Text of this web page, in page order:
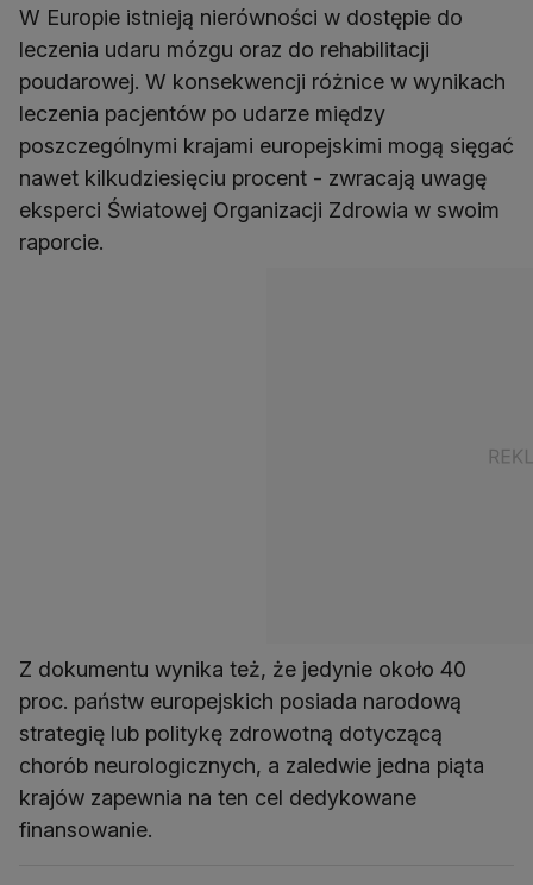
W Europie istnieją nierówności w dostępie do
leczenia udaru mózgu oraz do rehabilitacji
poudarowej. W konsekwencji różnice w wynikach
leczenia pacjentów po udarze między
poszczególnymi krajami europejskimi mogą sięgać
nawet kilkudziesięciu procent - zwracają uwagę
eksperci Światowej Organizacji Zdrowia w swoim
raporcie.
Z dokumentu wynika też, że jedynie około 40
proc. państw europejskich posiada narodową
strategię lub politykę zdrowotną dotyczącą
chorób neurologicznych, a zaledwie jedna piąta
krajów zapewnia na ten cel dedykowane
finansowanie.